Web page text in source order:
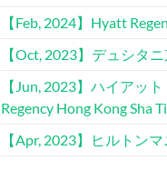
【Feb, 2024】Hyatt
【Oct, 2023】デュシタ
【Jun, 2023】ハイアッ
Regency Hong Kong Sha
【Apr, 2023】ヒルトン